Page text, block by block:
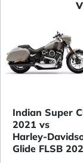
Indian Super
2021 vs
Harley-
Glide FLSB